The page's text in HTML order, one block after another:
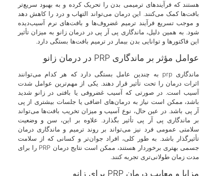
هستند که فرآیندهای ترمیمی بدن را تحریک کرده و به بهبود سریع‌تر
بافت‌ها کمک می‌کنند. این درمان می‌تواند التهاب و درد را کاهش دهد
و موجب تسریع فرآیند ترمیم غضروف‌ها و بافت‌های نرم آسیب‌دیده
شود. به همین دلیل، ماندگاری پی آر پی در درمان زانو به میزان تأثیر
این فاکتورها و توانایی بدن بیمار در ترمیم بافت‌ها بستگی دارد.
عوامل مؤثر بر ماندگاری PRP در درمان زانو
ماندگاری prp به چندین عامل بستگی دارد که هر کدام می‌توانند
اثرات درمان را تحت تأثیر قرار دهند. یکی از مهم‌ترین عوامل شدت
آسیب است. در صورتی که آسیب غضروفی یا بافتی در زانو شدید
باشد، ممکن است نیاز به درمان‌های اضافی یا جلسات بیشتری از پی
آر پی باشد. در عین حال، نوع آسیب و میزان تخریب بافت‌ها می‌تواند
بر ماندگاری پی آر پی تأثیر بگذارد. علاوه بر این، سن و وضعیت
سلامتی عمومی فرد نیز می‌تواند بر روند ترمیم و ماندگاری درمان
تأثیرگذار باشد. به طور کلی، افراد جوان‌تر و کسانی که از سلامت
جسمی بهتری برخوردار هستند، ممکن است نتایج درمان PRP را برای
مدت زمان طولانی‌تری تجربه کنند.
مزایا و معایب درمان PRP برای زانو